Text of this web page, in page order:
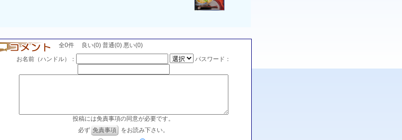
全0件 良い(0) 普通(0) 悪い(0)
お名前（ハンドル）：
パスワード：
投稿には免責事項の同意が必要です。
必ず 免責事項
をお読み下さい。